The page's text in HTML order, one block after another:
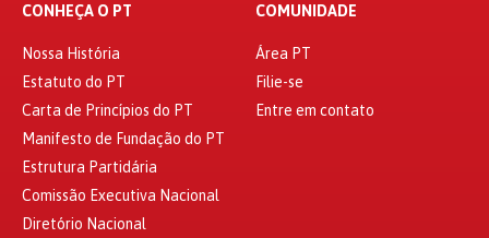
CONHEÇA O PT
Nossa História
Estatuto do PT
Carta de Princípios do PT
Manifesto de Fundação do PT
Estrutura Partidária
Comissão Executiva Nacional
Diretório Nacional
COMUNIDADE
Área PT
Filie-se
Entre em contato